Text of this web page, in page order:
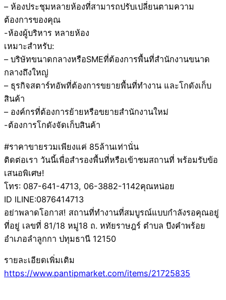
– ห้องประชุมหลายห้องที่สามารถปรับเปลี่ยนตามความ
ต้องการของคุณ
-ห้องผู้บริหาร หลายห้อง
เหมาะสำหรับ:
– บริษัทขนาดกลางหรือSMEที่ต้องการพื้นที่สำนักงานขนาด
กลางถึงใหญ่
– ธุรกิจสตาร์ทอัพที่ต้องการขยายพื้นที่ทำงาน และโกดังเก็บ
สินค้า
– องค์กรที่ต้องการย้ายหรือขยายสำนักงานใหม่
-ต้องการโกดังจัดเก็บสินค้า
#ราคาขายรวมเพียงแค่ 85ล้านเท่านั่น
ติดต่อเรา วันนี้เพื่อสำรองพื้นที่หรือเข้าชมสถานที่ พร้อมรับข้อ
เสนอพิเศษ!
โทร: 087-641-4713, 06-3882-1142คุณหน่อย
ID lLINE:0876414713
อย่าพลาดโอกาส! สถานที่ทำงานที่สมบูรณ์แบบกำลังรอคุณอยู่
ที่อยู่ เลขที่ 81/18 หมู่18 ถ. หทัยราษฎร์ ตำบล บึงคำพร้อย
อำเภอลำลูกกา ปทุมธานี 12150
รายละเอียดเพิ่มเติม
https://www.pantipmarket.com/items/21725835